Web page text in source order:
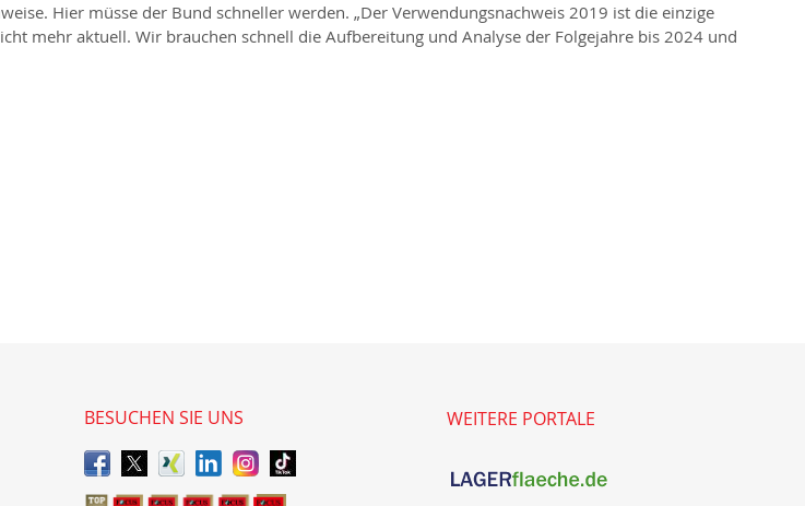
Hier müsse der Bund schneller werden. „Der Verwendungsnachweis 2019 ist die einzige
mehr aktuell. Wir brauchen schnell die Aufbereitung und Analyse der Folgejahre bis 2024 und
BESUCHEN SIE UNS WEITERE PORTALE